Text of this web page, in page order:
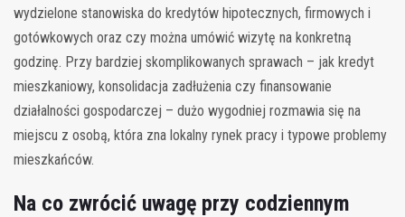
wydzielone stanowiska do kredytów hipotecznych, firmowych i
gotówkowych oraz czy można umówić wizytę na konkretną
godzinę. Przy bardziej skomplikowanych sprawach – jak kredyt
mieszkaniowy, konsolidacja zadłużenia czy finansowanie
działalności gospodarczej – dużo wygodniej rozmawia się na
miejscu z osobą, która zna lokalny rynek pracy i typowe problemy
mieszkańców.
Na co zwrócić uwagę przy codziennym